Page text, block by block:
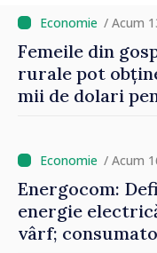
mic”
/ Acum
Femeile din
rurale pot
mii de dolari
/ Acum
Energocom:
energie
vârf;